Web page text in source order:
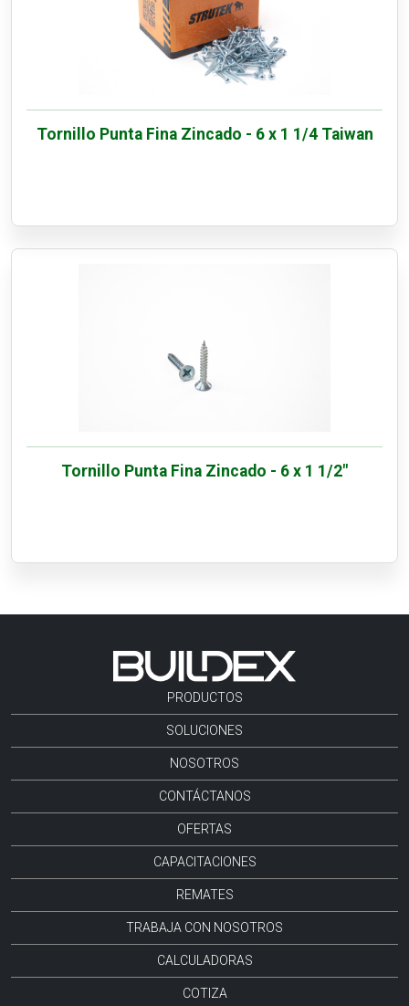
Tornillo Punta Fina Zincado - 6 x 1 1/4 Taiwan
Tornillo Punta Fina Zincado - 6 x 1 1/2"
PRODUCTOS
SOLUCIONES
NOSOTROS
CONTÁCTANOS
OFERTAS
CAPACITACIONES
REMATES
TRABAJA CON NOSOTROS
CALCULADORAS
COTIZA